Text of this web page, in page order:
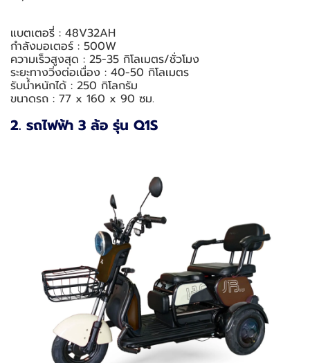
แบตเตอรี่ : 48V32AH
กำลังมอเตอร์ : 500W
ความเร็วสูงสุด : 25-35 กิโลเมตร/ชั่วโมง
ระยะทางวิ่งต่อเนื่อง : 40-50 กิโลเมตร
รับน้ำหนักได้ : 250 กิโลกรัม
ขนาดรถ : 77 x 160 x 90 ซม.
2. รถไฟฟ้า 3 ล้อ รุ่น Q1S